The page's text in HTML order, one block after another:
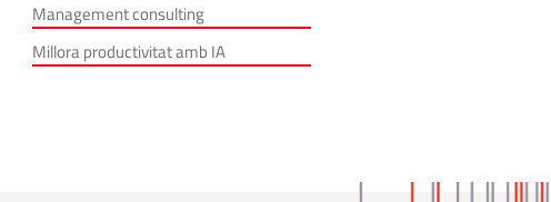
Management consulting
Millora productivitat amb IA